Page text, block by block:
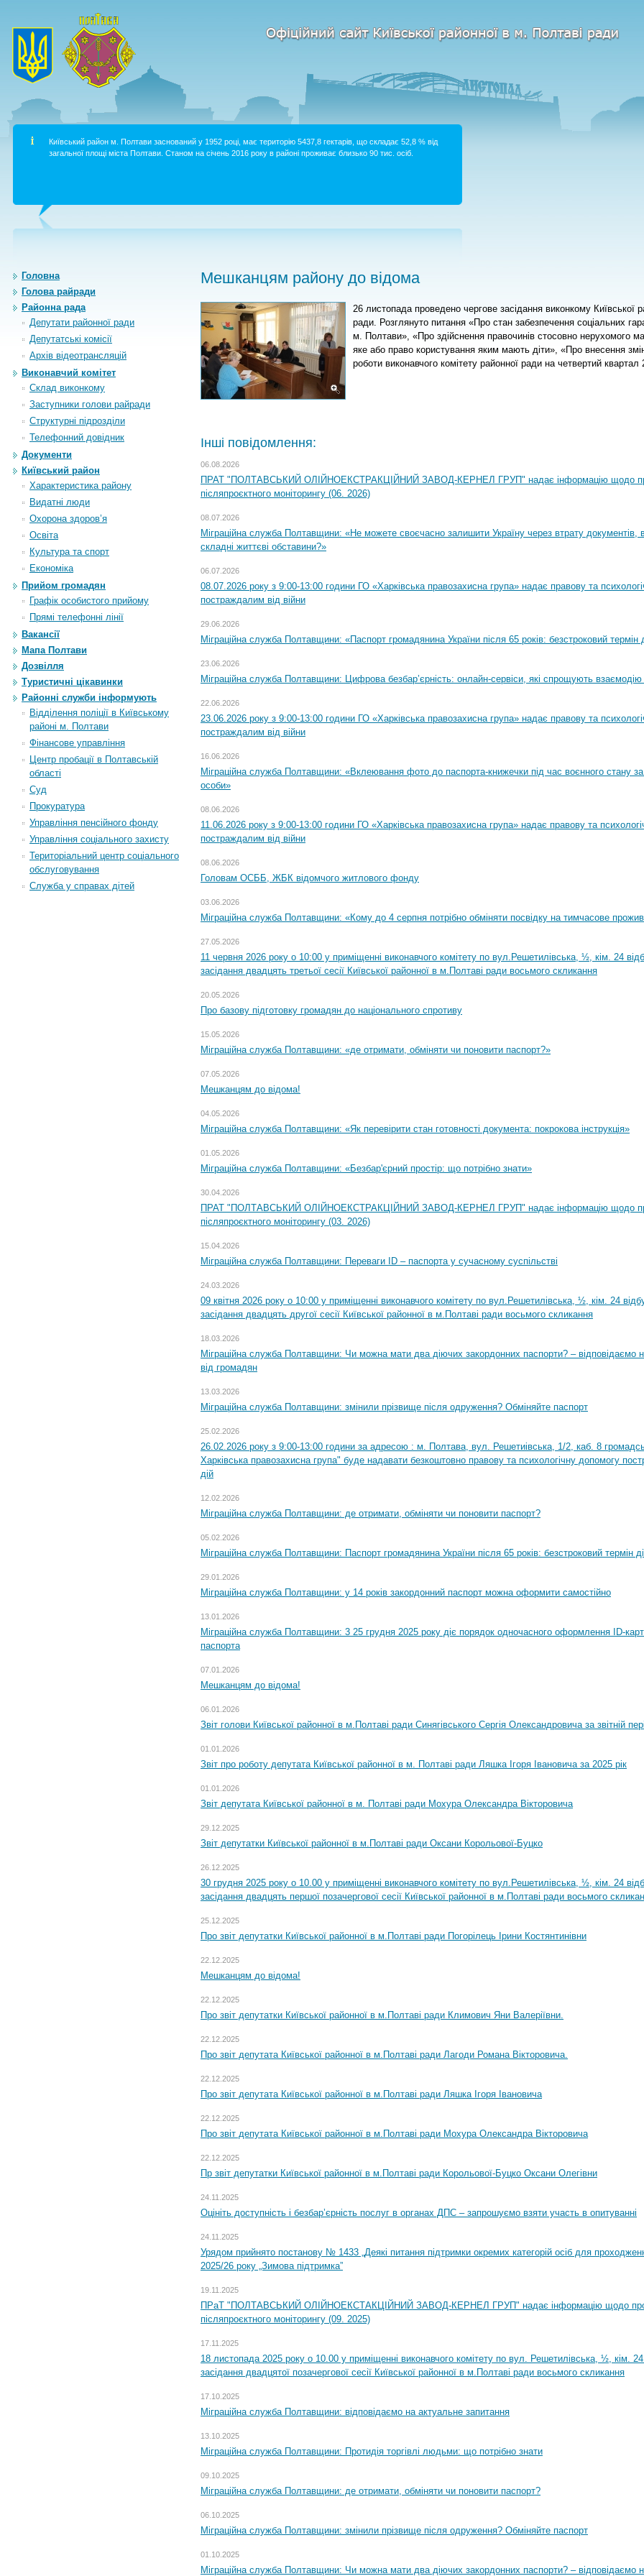
Київський район м. Полтави заснований у 1952 році, має територію 5437,8 гектарів, що складає 52,8 % від
загальної площі міста Полтави. Станом на січень 2016 року в районі проживає близько 90 тис. осіб.
Головна
Голова райради
Районна рада
Депутати районної ради
Депутатські комісії
Архiв вiдеотрансляцiй
Виконавчий комітет
Склад виконкому
Заступники голови райради
Структурні підрозділи
Телефонний довідник
Документи
Київський район
Характеристика району
Видатні люди
Охорона здоров’я
Освіта
Культура та спорт
Економіка
Прийом громадян
Графік особистого прийому
Прямі телефонні лінії
Вакансії
Мапа Полтави
Дозвілля
Туристичні цікавинки
Районні служби інформують
Відділення поліції в Київському
районі м. Полтави
Фінансове управління
Центр пробації в Полтавській
області
Суд
Прокуратура
Управління пенсійного фонду
Управління соціального захисту
Територіальний центр соціального
обслуговування
Служба у справах дітей
Мешканцям району до відома
26 листопада проведено чергове засідання виконкому Київської
ради. Розглянуто питання «Про стан забезпечення соціальних
м. Полтави», «Про здійснення правочинів стосовно нерухомого
яке або право користування яким мають діти», «Про внесення
роботи виконавчого комітету районної ради на четвертий квартал
Інші повідомлення:
06.08.2026
ПРАТ "ПОЛТАВСЬКИЙ ОЛІЙНОЕКСТРАКЦІЙНИЙ ЗАВОД-КЕРНЕЛ ГРУП" надає інформацію щодо
післяпроєктного моніторингу (06. 2026)
08.07.2026
Міграційна служба Полтавщини: «Не можете своєчасно залишити Україну через втрату документів,
складні життєві обставини?»
06.07.2026
08.07.2026 року з 9:00-13:00 години ГО «Харківська правозахисна група» надає правову та
постраждалим від війни
29.06.2026
Міграційна служба Полтавщини: «Паспорт громадянина України після 65 років: безстроковий термін
23.06.2026
Міграційна служба Полтавщини: Цифрова безбар’єрність: онлайн-сервіси, які спрощують
22.06.2026
23.06.2026 року з 9:00-13:00 години ГО «Харківська правозахисна група» надає правову та
постраждалим від війни
16.06.2026
Міграційна служба Полтавщини: «Вклеювання фото до паспорта-книжечки під час воєнного стану
особи»
08.06.2026
11.06.2026 року з 9:00-13:00 години ГО «Харківська правозахисна група» надає правову та
постраждалим від війни
08.06.2026
Головам ОСББ, ЖБК відомчого житлового фонду
03.06.2026
Міграційна служба Полтавщини: «Кому до 4 серпня потрібно обміняти посвідку на тимчасове
27.05.2026
11 червня 2026 року о 10:00 у приміщенні виконавчого комітету по вул.Решетилівська, ½, кім. 24
засідання двадцять третьої сесії Київської районної в м.Полтаві ради восьмого скликання
20.05.2026
Про базову підготовку громадян до національного спротиву
15.05.2026
Міграційна служба Полтавщини: «де отримати, обміняти чи поновити паспорт?»
07.05.2026
Мешканцям до відома!
04.05.2026
Міграційна служба Полтавщини: «Як перевірити стан готовності документа: покрокова інструкція»
01.05.2026
Міграційна служба Полтавщини: «Безбар'єрний простір: що потрібно знати»
30.04.2026
ПРАТ "ПОЛТАВСЬКИЙ ОЛІЙНОЕКСТРАКЦІЙНИЙ ЗАВОД-КЕРНЕЛ ГРУП" надає інформацію щодо
післяпроєктного моніторингу (03. 2026)
15.04.2026
Міграційна служба Полтавщини: Переваги ID – паспорта у сучасному суспільстві
24.03.2026
09 квітня 2026 року о 10:00 у приміщенні виконавчого комітету по вул.Решетилівська, ½, кім. 24
засідання двадцять другої сесії Київської районної в м.Полтаві ради восьмого скликання
18.03.2026
Міграційна служба Полтавщини: Чи можна мати два діючих закордонних паспорти? – відповідаємо
від громадян
13.03.2026
Міграційна служба Полтавщини: змінили прізвище після одруження? Обміняйте паспорт
25.02.2026
26.02.2026 року з 9:00-13:00 години за адресою : м. Полтава, вул. Решетиівська, 1/2, каб. 8
Харківська правозахисна група" буде надавати безкоштовно правову та психологічну допомогу
дій
12.02.2026
Міграційна служба Полтавщини: де отримати, обміняти чи поновити паспорт?
05.02.2026
Міграційна служба Полтавщини: Паспорт громадянина України після 65 років: безстроковий термін
29.01.2026
Міграційна служба Полтавщини: у 14 років закордонний паспорт можна оформити самостійно
13.01.2026
Міграційна служба Полтавщини: 3 25 грудня 2025 року діє порядок одночасного оформлення ID-
паспорта
07.01.2026
Мешканцям до відома!
06.01.2026
Звіт голови Київської районної в м.Полтаві ради Синягівського Сергія Олександровича за звітній
01.01.2026
Звіт про роботу депутата Київської районної в м. Полтаві ради Ляшка Ігоря Івановича за 2025 рік
01.01.2026
Звіт депутата Київської районної в м. Полтаві ради Мохура Олександра Вікторовича
29.12.2025
Звіт депутатки Київської районної в м.Полтаві ради Оксани Корольової-Буцко
26.12.2025
30 грудня 2025 року о 10.00 у приміщенні виконавчого комітету по вул.Решетилівська, ½, кім. 24
засідання двадцять першої позачергової сесії Київської районної в м.Полтаві ради восьмого
25.12.2025
Про звіт депутатки Київської районної в м.Полтаві ради Погорілець Ірини Костянтинівни
22.12.2025
Мешканцям до відома!
22.12.2025
Про звіт депутатки Київської районної в м.Полтаві ради Климович Яни Валеріївни.
22.12.2025
Про звіт депутата Київської районної в м.Полтаві ради Лагоди Романа Вікторовича.
22.12.2025
Про звіт депутата Київської районної в м.Полтаві ради Ляшка Ігоря Івановича
22.12.2025
Про звіт депутата Київської районної в м.Полтаві ради Мохура Олександра Вікторовича
22.12.2025
Пр звіт депутатки Київської районної в м.Полтаві ради Корольової-Буцко Оксани Олегівни
24.11.2025
Оцініть доступність і безбар’єрність послуг в органах ДПС – запрошуємо взяти участь в опитуванні
24.11.2025
Урядом прийнято постанову № 1433 „Деякі питання підтримки окремих категорій осіб для
2025/26 року „Зимова підтримка”
19.11.2025
ПРаТ "ПОЛТАВСЬКИЙ ОЛІЙНОЕКСТАКЦІЙНИЙ ЗАВОД-КЕРНЕЛ ГРУП" надає інформацію щодо
післяпроєктного моніторингу (09. 2025)
17.11.2025
18 листопада 2025 року о 10.00 у приміщенні виконавчого комітету по вул. Решетилівська, ½, кім.
засідання двадцятої позачергової сесії Київської районної в м.Полтаві ради восьмого скликання
17.10.2025
Міграційна служба Полтавщини: відповідаємо на актуальне запитання
13.10.2025
Міграційна служба Полтавщини: Протидія торгівлі людьми: що потрібно знати
09.10.2025
Міграційна служба Полтавщини: де отримати, обміняти чи поновити паспорт?
06.10.2025
Міграційна служба Полтавщини: змінили прізвище після одруження? Обміняйте паспорт
01.10.2025
Міграційна служба Полтавщини: Чи можна мати два діючих закордонних паспорти? – відповідаємо